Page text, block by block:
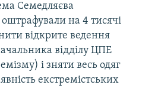
Семедляєва
оштрафували на 4 тисячі
відкрите ведення
відділу ЦПЕ
і зняти весь одяг
екстремістських